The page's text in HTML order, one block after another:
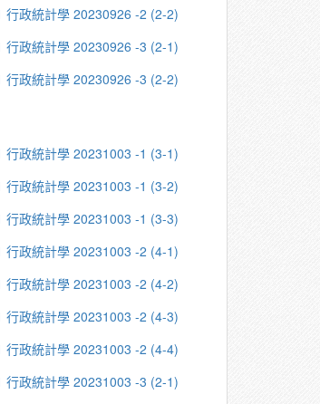
行政統計學 20230926 -2 (2-2)
行政統計學 20230926 -3 (2-1)
行政統計學 20230926 -3 (2-2)
行政統計學 20231003 -1 (3-1)
行政統計學 20231003 -1 (3-2)
行政統計學 20231003 -1 (3-3)
行政統計學 20231003 -2 (4-1)
行政統計學 20231003 -2 (4-2)
行政統計學 20231003 -2 (4-3)
行政統計學 20231003 -2 (4-4)
行政統計學 20231003 -3 (2-1)